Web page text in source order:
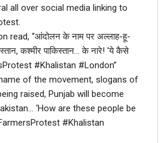
all over social media linking to
read, “आंदोलन के नाम पर अल्लाह-हू-
कश्मीर पाकिस्तान… के नारे! ‘ये कैसे
#Khalistan #London”
of the movement, slogans of
raised, Punjab will become
‘How are these people be
#Khalistan